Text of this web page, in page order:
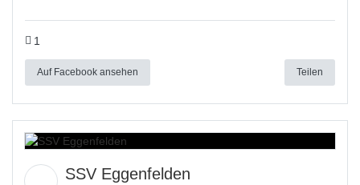
1
Auf Facebook ansehen Teilen
SSV Eggenfelden